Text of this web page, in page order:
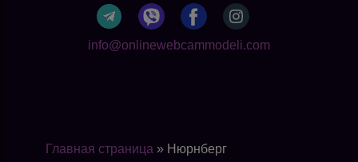
info@onlinewebcammodeli.com
Главная страница » Нюрнберг